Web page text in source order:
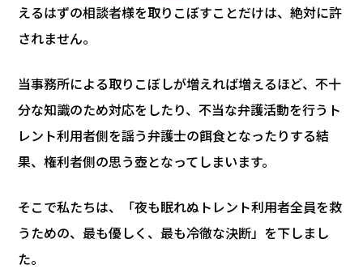
えるはずの相談者様を取りこぼすことだけは、絶対に許
されません。
当事務所による取りこぼしが増えれば増えるほど、不十
分な知識のため対応をしたり、不当な弁護活動を行うト
レント利用者側を謡う弁護士の餌食となったりする結
果、権利者側の思う壺となってしまいます。
そこで私たちは、「夜も眠れぬトレント利用者全員を救
うための、最も優しく、最も冷徹な決断」を下しまし
た。